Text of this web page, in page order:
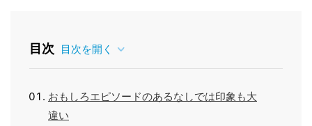
目次 目次を開く
おもしろエピソードのあるなしでは印象も大
違い